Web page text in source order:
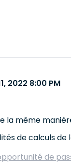
2022 8:00 PM
la même
de calculs
de